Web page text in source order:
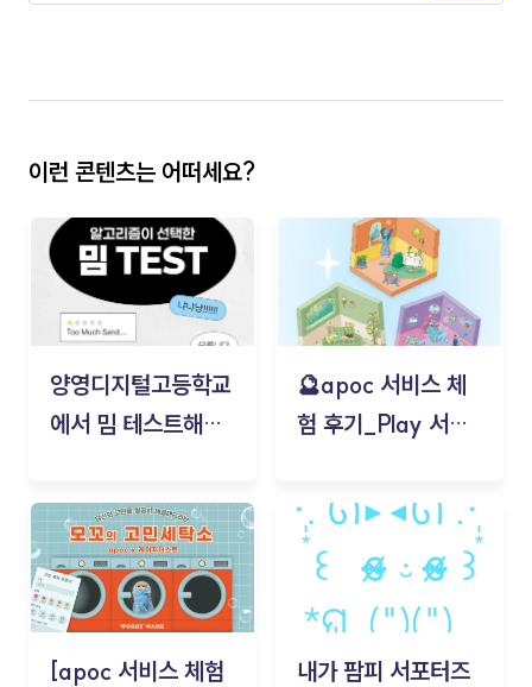
이런 콘텐츠는 어떠세요?
양영디지털고등학교
에서 밈 테스트해보
🔮apoc 서비스 체
험 후기_Play 서비
김태현
[apoc 서비스 체험
내가 팜피 서포터즈